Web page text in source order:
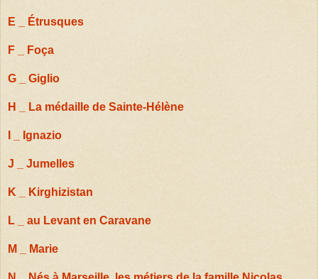
E _ Étrusques
F _ Foça
G _ Giglio
H _ La médaille de Sainte-Hélène
I _ Ignazio
J _ Jumelles
K _ Kirghizistan
L _ au Levant en Caravane
M _ Marie